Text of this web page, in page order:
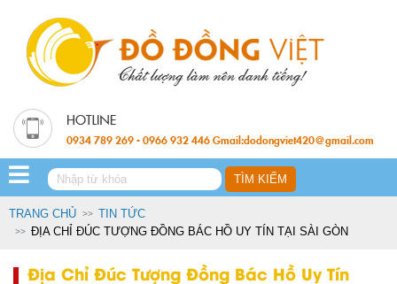
0934 789 269 - 0966 932 446 Gmail:dodongviet420@gmail.com
TRANG CHỦ
TIN TỨC
ĐỊA CHỈ ĐÚC TƯỢNG ĐỒNG BÁC HỒ UY TÍN TẠI SÀI GÒN
Địa Chỉ Đúc Tượng Đồng Bác Hồ Uy Tín